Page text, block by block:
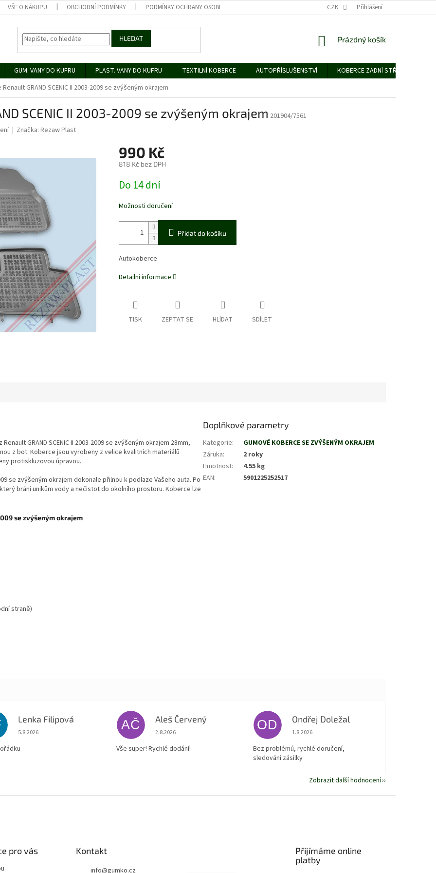
VŠE O NÁKUPU OBCHODNÍ PODMÍNKY PODMÍNKY OCHRANY OSOBNÍCH ÚDAJŮ CZK Přihlášení
HLEDAT
NÁKUPNÍ
Prázdný košík
GUM. VANY DO KUFRU PLAST. VANY DO KUFRU TEXTILNÍ KOBERCE AUTOPŘÍSLUŠENSTVÍ KOBERCE ZADNÍ STŘEDNÍ
GRAND SCENIC II 2003-2009 se zvýšeným okrajem
SCENIC II 2003-2009 se zvýšeným okrajem 201904/7561
Značka:Rezaw Plast
990 Kč
818 Kč bez DPH
cena:
Do 14 dní
Možnosti doručení
Přidat do košíku
Autokoberce
Detailní informace
TISK ZEPTAT SE HLÍDAT SDÍLET
GRAND SCENIC II 2003-2009 se zvýšeným okrajem 28mm,
z bot. Koberce jsou vyrobeny z velice kvalitních materiálů
protiskluzovou úpravou.
se zvýšeným okrajem dokonale přilnou k podlaze Vašeho auta. Po
brání unikům vody a nečistot do okolního prostoru. Koberce lze
se zvýšeným okrajem
straně)
Doplňkové parametry
Kategorie:
GUMOVÉ KOBERCE SE ZVÝŠENÝM OKRAJEM
Záruka:
2 roky
Hmotnost:
4.55 kg
EAN: 5901225252517
Lenka Filipová
Hodnocení obchodu je 5 z 5 hvězdiček.
5.8.2026
AČ Aleš Červený
Hodnocení obchodu je 5 z 5 hvězdiček.
2.8.2026
Vše super! Rychlé dodání!
OD Ondřej Doležal
Hodnocení obchodu je 5 z 5 hvězdiček.
1.8.2026
Bez problémú, rychlé doručení,
sledování zásilky
Zobrazit další hodnocení
pro vás Kontakt
info@gumko.cz
Přijímáme online
platby